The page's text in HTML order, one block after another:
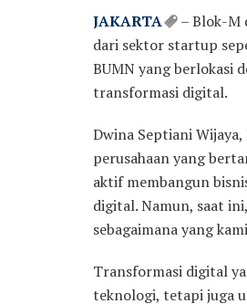
JAKARTA – Blok-M
dari sektor startup
BUMN yang berlokasi
transformasi digital.
Dwina Septiani
perusahaan yang
aktif membangun
digital. Namun, saat
sebagaimana yang
Transformasi digital
teknologi, tetapi juga